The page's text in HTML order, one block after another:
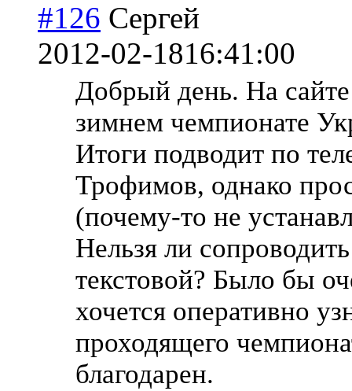
#126 Сергей
2012-02-1816:41:00
Добрый день. На
зимнем чемпионате
Итоги подводит по
Трофимов, однако
(почему-то не
Нельзя ли
текстовой? Было бы
хочется оперативно
проходящего
благодарен.